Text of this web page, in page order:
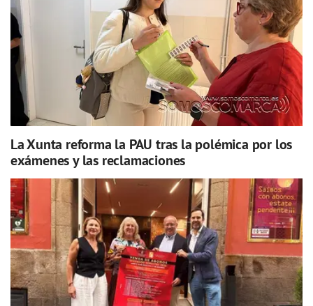
La Xunta reforma la PAU tras la polémica por los
exámenes y las reclamaciones